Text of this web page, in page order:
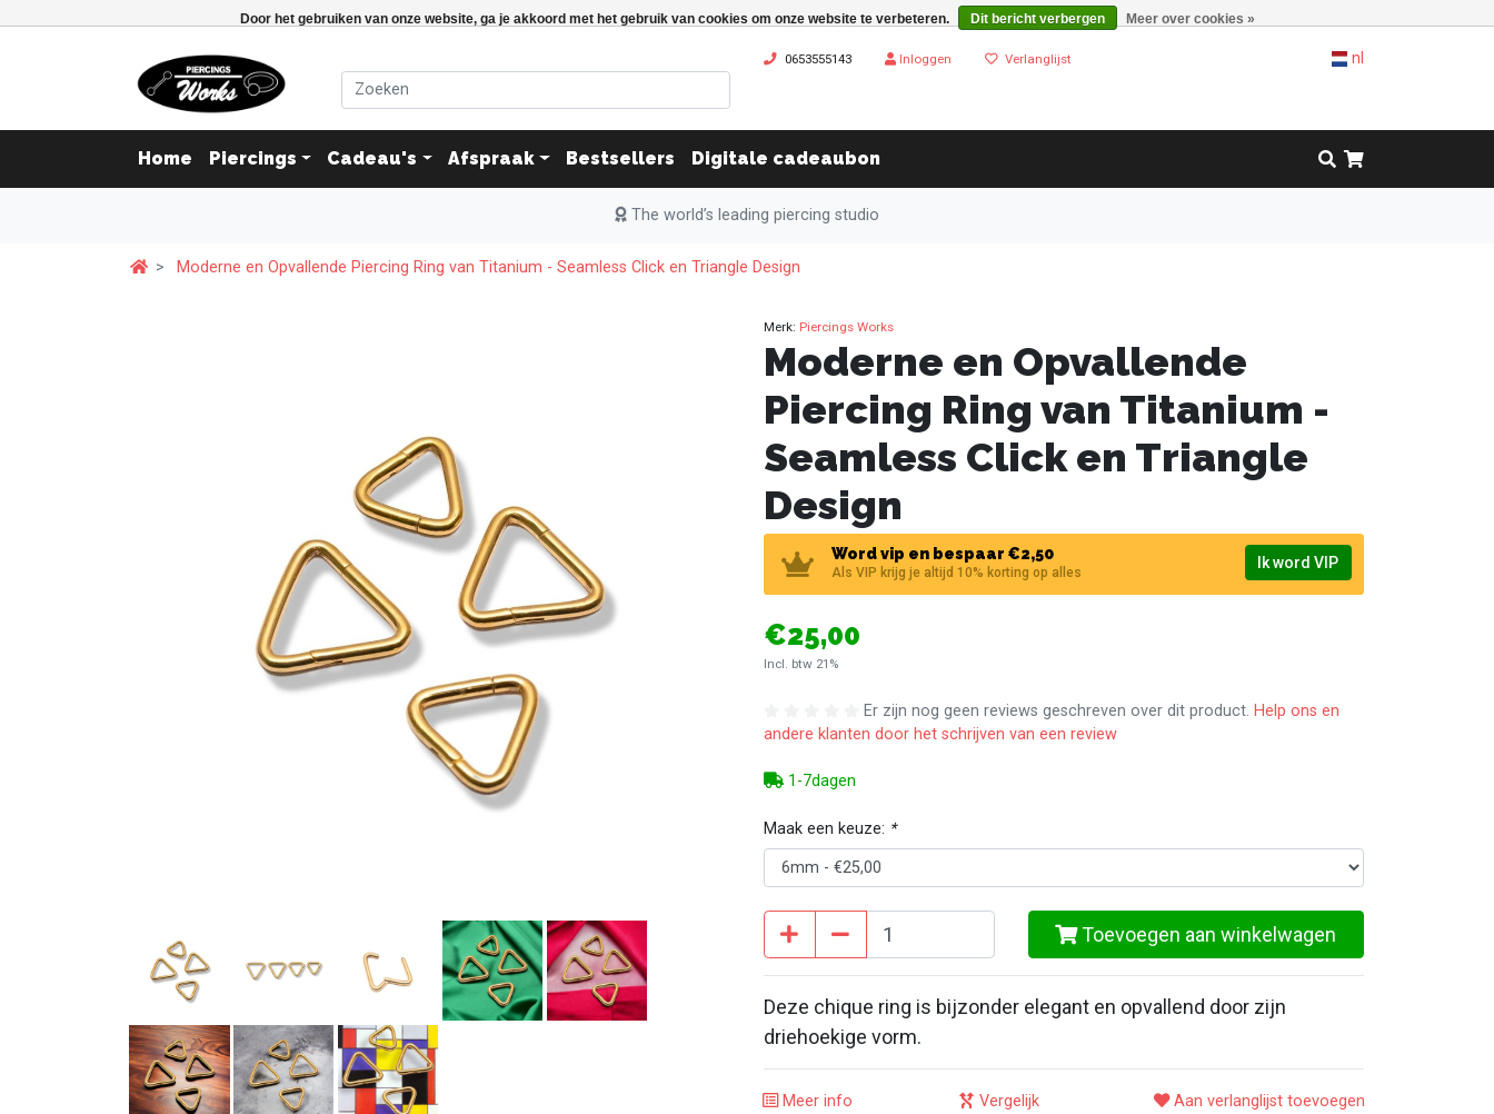
Door het gebruiken van onze website, ga je akkoord met het gebruik van cookies om onze website te verbeteren. Dit bericht verbergen Meer over cookies »
0653555143 Inloggen Verlanglijst nl
Home Piercings Cadeau's Afspraak Bestsellers Digitale cadeaubon
The world’s leading piercing studio
Moderne en Opvallende Piercing Ring van Titanium - Seamless Click en Triangle Design
Merk: Piercings Works
Moderne en Opvallende
Piercing Ring van Titanium -
Seamless Click en Triangle
Design
Word vip en bespaar €2,50
Als VIP krijg je altijd 10% korting op alles
Ik word VIP
€25,00
Incl. btw 21%
Er zijn nog geen reviews geschreven over dit product. Help ons en
andere klanten door het schrijven van een review
1-7dagen
Maak een keuze: *
Toevoegen aan winkelwagen
Deze chique ring is bijzonder elegant en opvallend door zijn
driehoekige vorm.
Meer info Vergelijk Aan verlanglijst toevoegen